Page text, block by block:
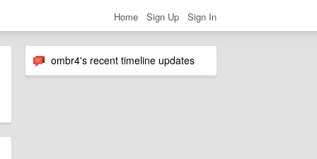
Home Sign Up Sign In
ombr4's recent timeline updates